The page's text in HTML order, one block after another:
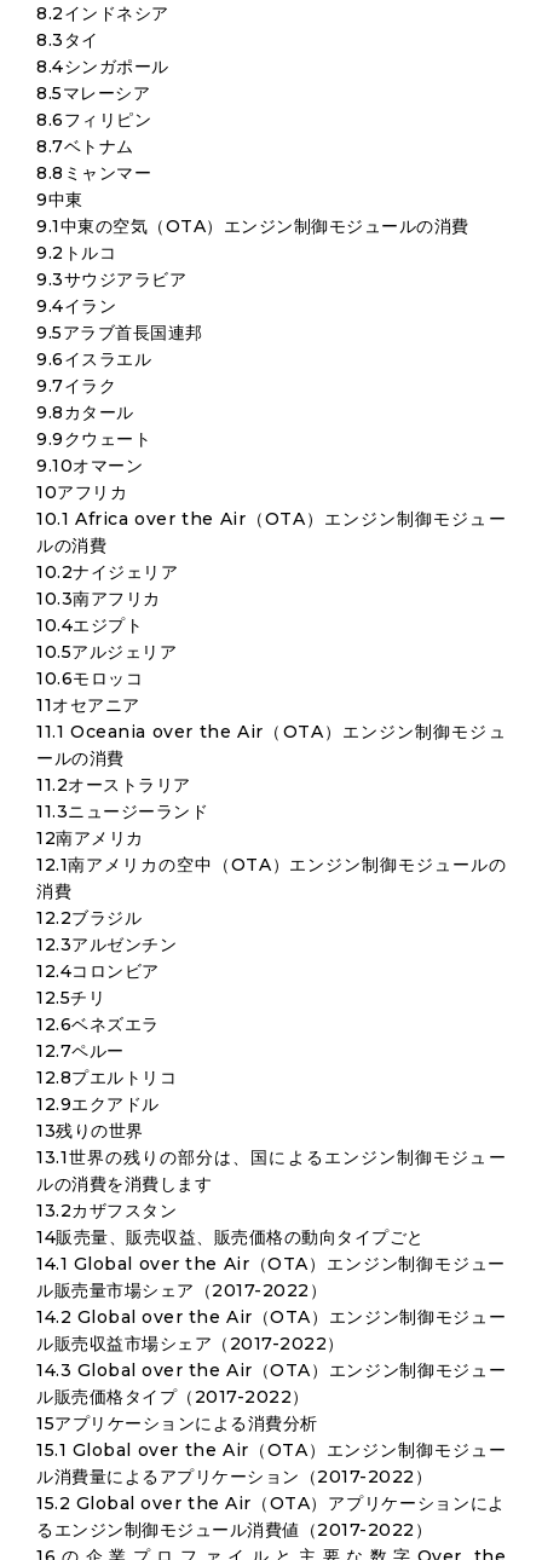
8.2インドネシア
8.3タイ
8.4シンガポール
8.5マレーシア
8.6フィリピン
8.7ベトナム
8.8ミャンマー
9中東
9.1中東の空気（OTA）エンジン制御モジュールの消費
9.2トルコ
9.3サウジアラビア
9.4イラン
9.5アラブ首長国連邦
9.6イスラエル
9.7イラク
9.8カタール
9.9クウェート
9.10オマーン
10アフリカ
10.1 Africa over the Air（OTA）エンジン制御モジュー
ルの消費
10.2ナイジェリア
10.3南アフリカ
10.4エジプト
10.5アルジェリア
10.6モロッコ
11オセアニア
11.1 Oceania over the Air（OTA）エンジン制御モジュ
ールの消費
11.2オーストラリア
11.3ニュージーランド
12南アメリカ
12.1南アメリカの空中（OTA）エンジン制御モジュールの
消費
12.2ブラジル
12.3アルゼンチン
12.4コロンビア
12.5チリ
12.6ベネズエラ
12.7ペルー
12.8プエルトリコ
12.9エクアドル
13残りの世界
13.1世界の残りの部分は、国によるエンジン制御モジュー
ルの消費を消費します
13.2カザフスタン
14販売量、販売収益、販売価格の動向タイプごと
14.1 Global over the Air（OTA）エンジン制御モジュー
ル販売量市場シェア（2017-2022）
14.2 Global over the Air（OTA）エンジン制御モジュー
ル販売収益市場シェア（2017-2022）
14.3 Global over the Air（OTA）エンジン制御モジュー
ル販売価格タイプ（2017-2022）
15アプリケーションによる消費分析
15.1 Global over the Air（OTA）エンジン制御モジュー
ル消費量によるアプリケーション（2017-2022）
15.2 Global over the Air（OTA）アプリケーションによ
るエンジン制御モジュール消費値（2017-2022）